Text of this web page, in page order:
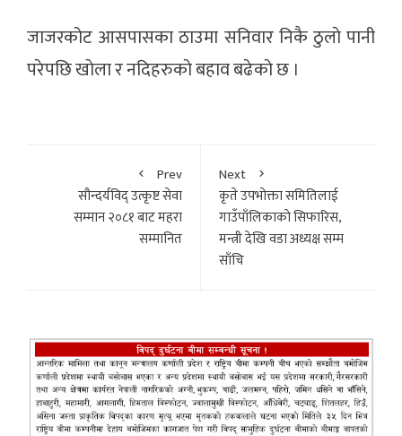
जाजरकोट आसपासका ठाउमा सनिवार निकै ठुलाे पानी
परेपछि खाेला र नदिहरुकाे बहाव बढेकाे छ ।
Prev
सौन्दर्यविद् उत्कृष्ट सेवा
सम्मान २०८१ बाट महरा
सम्मानित
Next
कृते उपभोक्ता समितिलाई
गाउँपाँलिकाकाे सिफारिस,
मन्त्री देखि वडा अध्यक्ष सम्म
साँचि